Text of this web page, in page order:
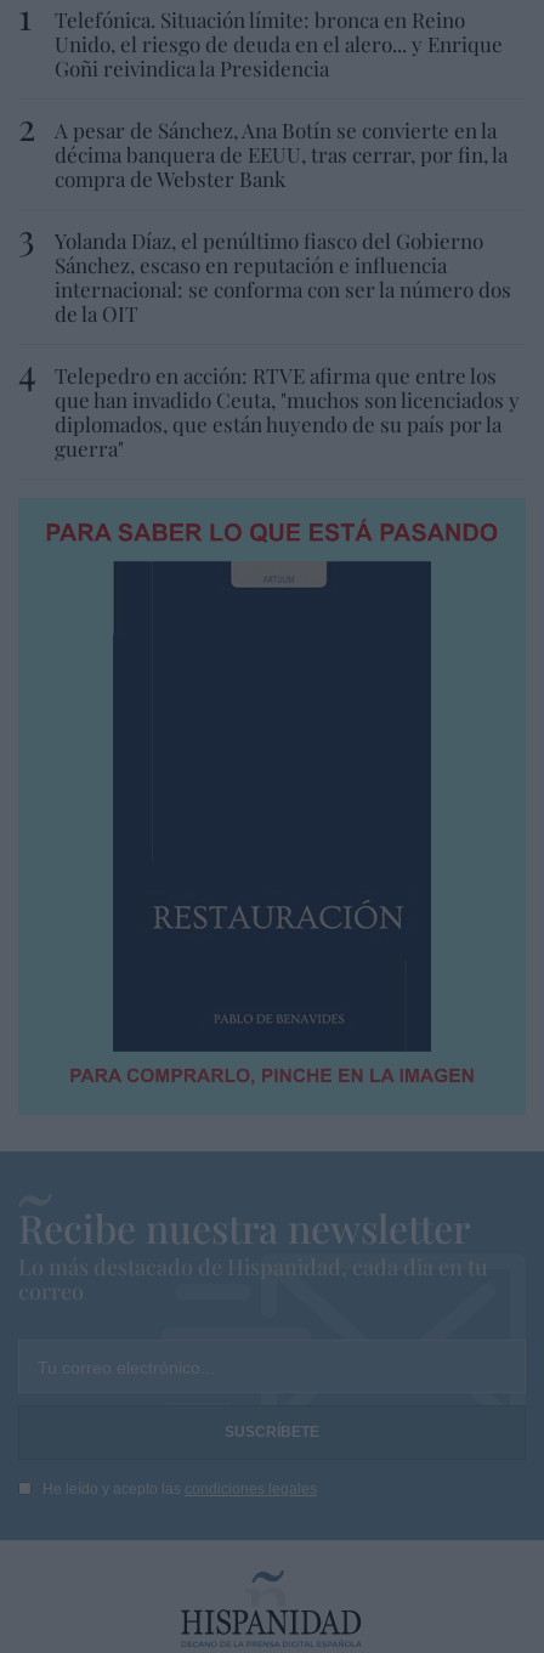
Telefónica. Situación límite: bronca en Reino
Unido, el riesgo de deuda en el alero... y Enrique
Goñi reivindica la Presidencia
A pesar de Sánchez, Ana Botín se convierte en la
décima banquera de EEUU, tras cerrar, por fin, la
compra de Webster Bank
Yolanda Díaz, el penúltimo fiasco del Gobierno
Sánchez, escaso en reputación e influencia
internacional: se conforma con ser la número dos
de la OIT
Telepedro en acción: RTVE afirma que entre los
que han invadido Ceuta, "muchos son licenciados y
diplomados, que están huyendo de su país por la
guerra"
Recibe nuestra newsletter
Lo más destacado de Hispanidad, cada dia en tu
correo
Tu correo electrónico...
He leído y acepto las condiciones legales